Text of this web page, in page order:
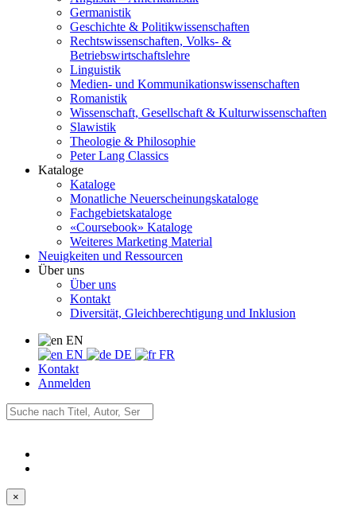
Germanistik
Geschichte & Politikwissenschaften
Rechtswissenschaften, Volks- &
Betriebswirtschaftslehre
Linguistik
Medien- und Kommunikationswissenschaften
Romanistik
Wissenschaft, Gesellschaft & Kulturwissenschaften
Slawistik
Theologie & Philosophie
Peter Lang Classics
Kataloge
Kataloge
Monatliche Neuerscheinungskataloge
Fachgebietskataloge
«Coursebook» Kataloge
Weiteres Marketing Material
Neuigkeiten und Ressourcen
Über uns
Über uns
Kontakt
Diversität, Gleichberechtigung und Inklusion
EN
EN
DE
FR
Kontakt
Anmelden
×